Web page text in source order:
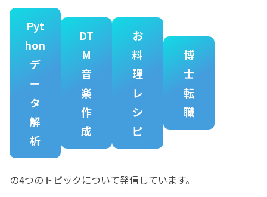
Pyt
hon
デ
ー
タ
解
析
DT
M
音
楽
作
成
お
料
理
レ
シ
ピ
博
士
転
職
の4つのトピックについて発信しています。